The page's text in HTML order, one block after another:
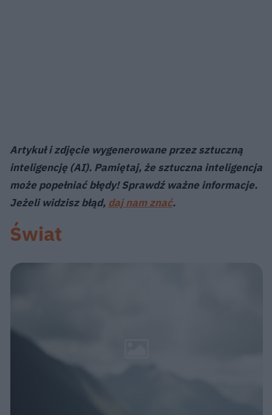
Artykuł i zdjęcie wygenerowane przez sztuczną
inteligencję (AI). Pamiętaj, że sztuczna inteligencja
może popełniać błędy! Sprawdź ważne informacje.
Jeżeli widzisz błąd, daj nam znać.
Świat